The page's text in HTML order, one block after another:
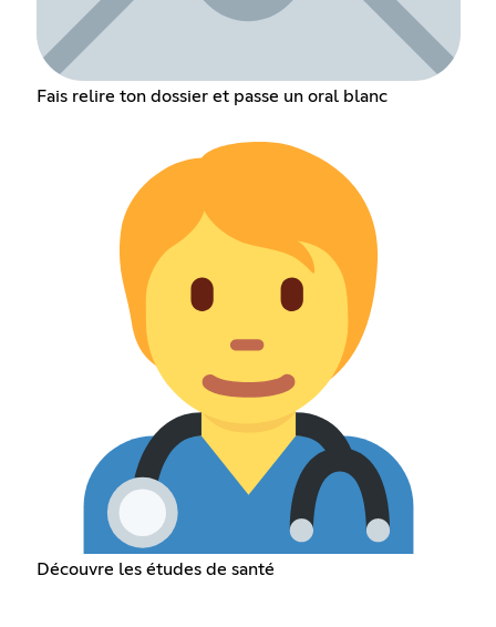
Fais relire ton dossier et passe un oral blanc
Découvre les études de santé